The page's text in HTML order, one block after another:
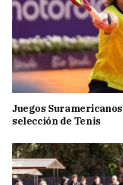
Juegos
selección de Tenis